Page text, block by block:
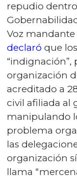
repudio
Voz mandante
declaró que
organización
acreditado a
civil afiliada al
manipulando
problema
las
organización
llama